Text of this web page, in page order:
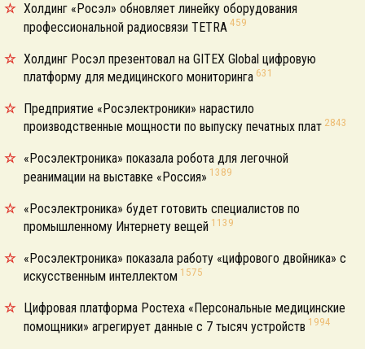
Холдинг «Росэл» обновляет линейку оборудования
профессиональной радиосвязи TETRA 459
Холдинг Росэл презентовал на GITEX Global цифровую
платформу для медицинского мониторинга 631
Предприятие «Росэлектроники» нарастило
производственные мощности по выпуску печатных плат 2843
«Росэлектроника» показала робота для легочной
реанимации на выставке «Россия» 1389
«Росэлектроника» будет готовить специалистов по
промышленному Интернету вещей 1139
«Росэлектроника» показала работу «цифрового двойника» с
искусственным интеллектом 1575
Цифровая платформа Ростеха «Персональные медицинские
помощники» агрегирует данные с 7 тысяч устройств 1994